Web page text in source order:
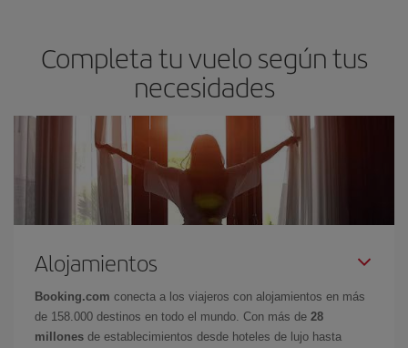
Completa tu vuelo según tus
necesidades
Alojamientos
Booking.com conecta a los viajeros con alojamientos en más
de 158.000 destinos en todo el mundo. Con más de 28
millones de establecimientos desde hoteles de lujo hasta